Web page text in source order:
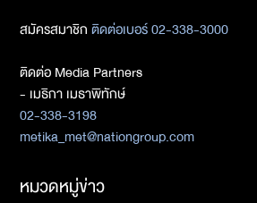
สมัครสมาชิกติดต่อเบอร์ 02-338-3000
ติดต่อ Media Partners
- เมธิกา เมธาพิทักษ์
02-338-3198
metika_met@nationgroup.com
หมวดหมู่ข่าว